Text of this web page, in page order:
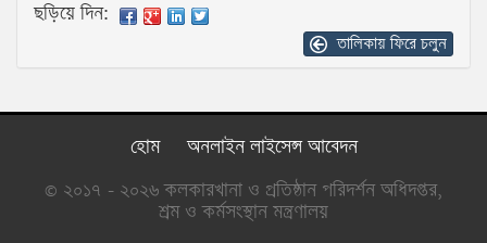
ছড়িয়ে দিন:
তালিকায় ফিরে চলুন
হোম
অনলাইন লাইসেন্স আবেদন
© ২০১৭ - ২০২৬ কলকারখানা ও প্রতিষ্ঠান পরিদর্শন অধিদপ্তর,
শ্রম ও কর্মসংস্থান মন্ত্রণালয়